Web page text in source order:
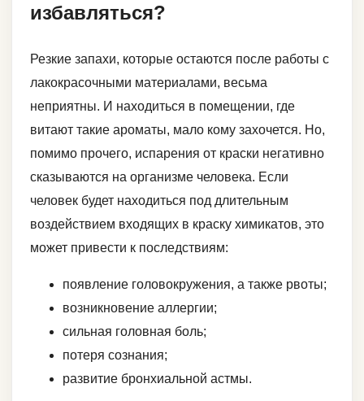
избавляться?
Резкие запахи, которые остаются после работы с
лакокрасочными материалами, весьма
неприятны. И находиться в помещении, где
витают такие ароматы, мало кому захочется. Но,
помимо прочего, испарения от краски негативно
сказываются на организме человека. Если
человек будет находиться под длительным
воздействием входящих в краску химикатов, это
может привести к последствиям:
появление головокружения, а также рвоты;
возникновение аллергии;
сильная головная боль;
потеря сознания;
развитие бронхиальной астмы.